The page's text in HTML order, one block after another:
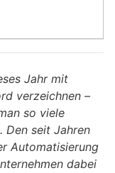
Jahr mit
verzeichnen –
so viele
Den seit Jahren
Automatisierung
dabei